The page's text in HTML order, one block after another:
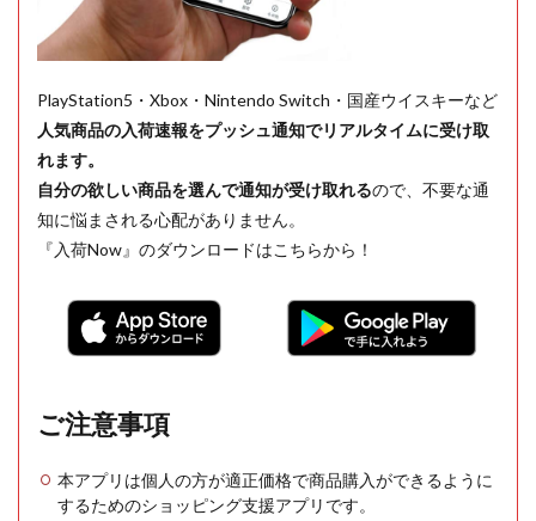
PlayStation5・Xbox・Nintendo Switch・国産ウイスキーなど
人気商品の入荷速報をプッシュ通知でリアルタイムに受け取
れます。
自分の欲しい商品を選んで通知が受け取れるので、不要な通
知に悩まされる心配がありません。
『入荷Now』のダウンロードはこちらから！
ご注意事項
本アプリは個人の方が適正価格で商品購入ができるように
するためのショッピング支援アプリです。